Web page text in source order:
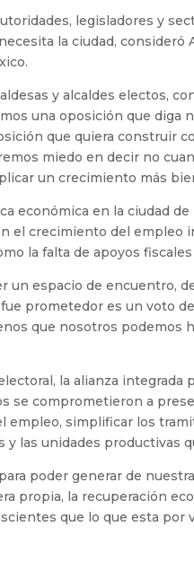
legisladores y
la ciudad, consideró
y alcaldes electos,
una oposición que diga
que quiera construir
miedo en decir no
un crecimiento más
económica en la ciudad de
el crecimiento del empleo
la falta de apoyos
un espacio de encuentro,
prometedor es un voto
que nosotros podemos
la alianza integrada
se comprometieron a
empleo, simplificar los
y las unidades productivas
poder generar de
propia, la recuperación
que lo que esta